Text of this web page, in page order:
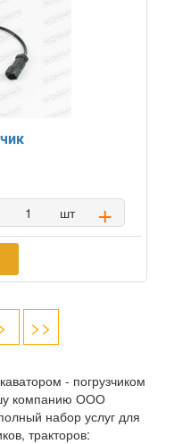
шт +
>>
- погрузчиком
компанию ООО
набор услуг для
тракторов: